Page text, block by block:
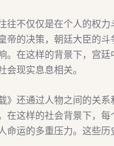
往不仅仅是在个人的权
帝的决策，朝廷大臣的
。在这样的背景下，宫
会现实息息相关。
》还通过人物之间的关
在这样的社会背景下，
命运的多重压力。这些